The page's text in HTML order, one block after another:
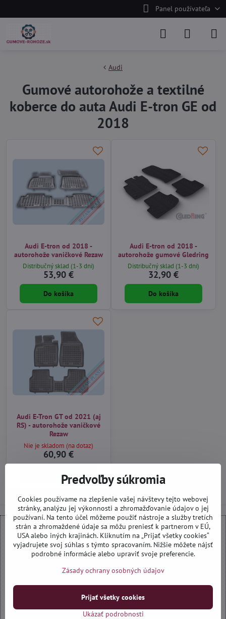
Panel používateľa
Audi
Gumové autorohože a textilné
koberce do auta Audi E-tron GE od
2018
Audi E-tron od 2018 -
autorohože vaničkové Rezaw
Distribučný sklad (1-3 dni)
53,90 €
Do košíka
Audi E-tron od 2018 -
autorohože gumové Gledring
Distribučný sklad (1-3 dni)
32,90 €
Do košíka
Audi E-Tron GT od 2021 (aj
RS) - autorohože vaničkové
Rezaw
Nie je skladom (na dotaz)
60,90 €
Do košíka
Externý obsah je blokovaný Voľbami súkromia
Povoliť tentokrát
Povoliť a zapamätať - súhlas s druhom cookie: Funkčné
Predvoľby súkromia
Cookies používame na zlepšenie vašej návštevy tejto webovej
stránky, analýzu jej výkonnosti a zhromažďovanie údajov o jej
používaní. Na tento účel môžeme použiť nástroje a služby tretích
strán a zhromaždené údaje sa môžu preniesť k partnerom v EÚ,
USA alebo iných krajinách. Kliknutím na „Prijať všetky cookies“
vyjadrujete svoj súhlas s týmto spracovaním. Nižšie môžete nájsť
podrobné informácie alebo upraviť svoje preferencie.
Zásady ochrany osobných údajov
Ukázať podrobnosti
Prijať všetky cookies